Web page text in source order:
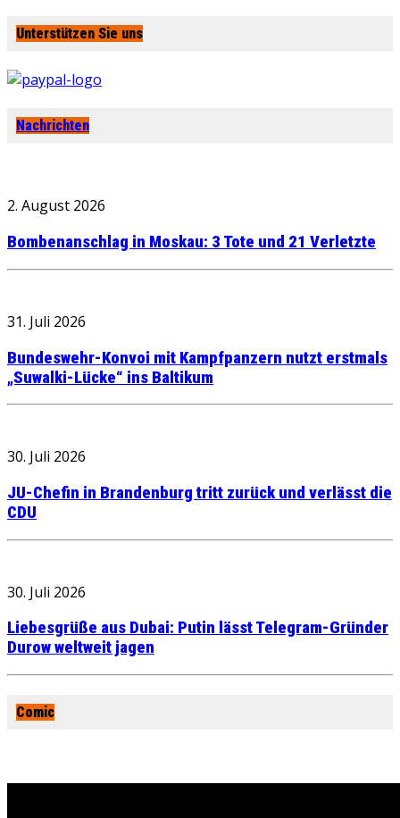
Unterstützen Sie uns
Nachrichten
2. August 2026
Bombenanschlag in Moskau: 3 Tote und 21 Verletzte
31. Juli 2026
Bundeswehr-Konvoi mit Kampfpanzern nutzt erstmals
„Suwalki-Lücke“ ins Baltikum
30. Juli 2026
JU-Chefin in Brandenburg tritt zurück und verlässt die
CDU
30. Juli 2026
Liebesgrüße aus Dubai: Putin lässt Telegram-Gründer
Durow weltweit jagen
Comic